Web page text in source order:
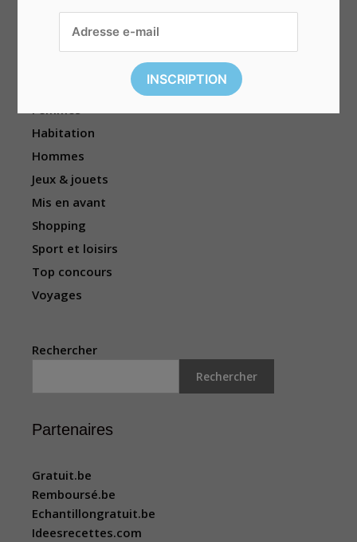
Divers
Électronique
Femmes
Habitation
Hommes
Jeux & jouets
Mis en avant
Shopping
Sport et loisirs
Top concours
Voyages
Rechercher
Rechercher
Partenaires
Gratuit.be
Remboursé.be
Echantillongratuit.be
Ideesrecettes.com